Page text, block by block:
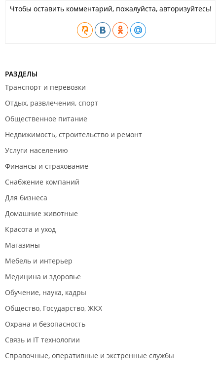
Чтобы оставить комментарий, пожалуйста, авторизуйтесь!
РАЗДЕЛЫ
Транспорт и перевозки
Отдых, развлечения, спорт
Общественное питание
Недвижимость, строительство и ремонт
Услуги населению
Финансы и страхование
Снабжение компаний
Для бизнеса
Домашние животные
Красота и уход
Магазины
Мебель и интерьер
Медицина и здоровье
Обучение, наука, кадры
Общество, Государство, ЖКХ
Охрана и безопасность
Связь и IT технологии
Справочные, оперативные и экстренные службы